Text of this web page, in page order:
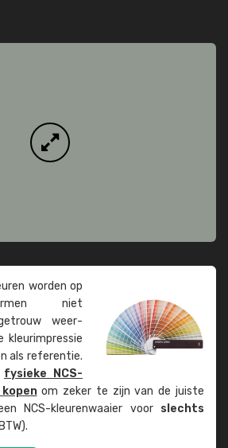
worden op
niet
weer­
kleur­impressie
als referentie.
fysieke NCS-
om zeker te zijn van de juiste
NCS-kleuren­waaier voor slechts